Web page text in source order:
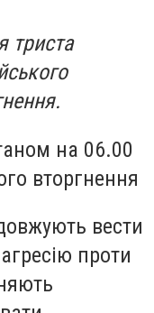
триста
на 06.00
вторгнення
вести
проти